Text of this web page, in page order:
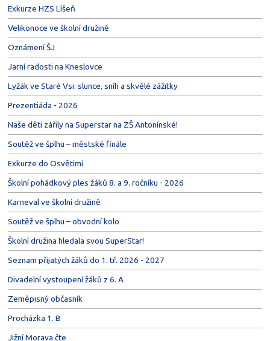
Exkurze HZS Líšeň
Velikonoce ve školní družině
Oznámení ŠJ
Jarní radosti na Kneslovce
Lyžák ve Staré Vsi: slunce, sníh a skvělé zážitky
Prezentiáda - 2026
Naše děti zářily na Superstar na ZŠ Antonínské!
Soutěž ve šplhu – městské finále
Exkurze do Osvětimi
Školní pohádkový ples žáků 8. a 9. ročníku - 2026
Karneval ve školní družině
Soutěž ve šplhu – obvodní kolo
Školní družina hledala svou SuperStar!
Seznam přijatých žáků do 1. tř. 2026 - 2027
Divadelní vystoupení žáků z 6. A
Zeměpisný občasník
Procházka 1. B
Jižní Morava čte